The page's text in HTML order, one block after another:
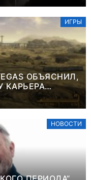
ИГРЫ
ОБЪЯСНИЛ,
КАРЬЕРА
НОВОСТИ